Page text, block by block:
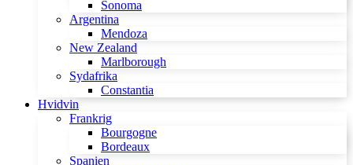
Sonoma
Argentina
Mendoza
New Zealand
Marlborough
Sydafrika
Constantia
Hvidvin
Frankrig
Bourgogne
Bordeaux
Spanien